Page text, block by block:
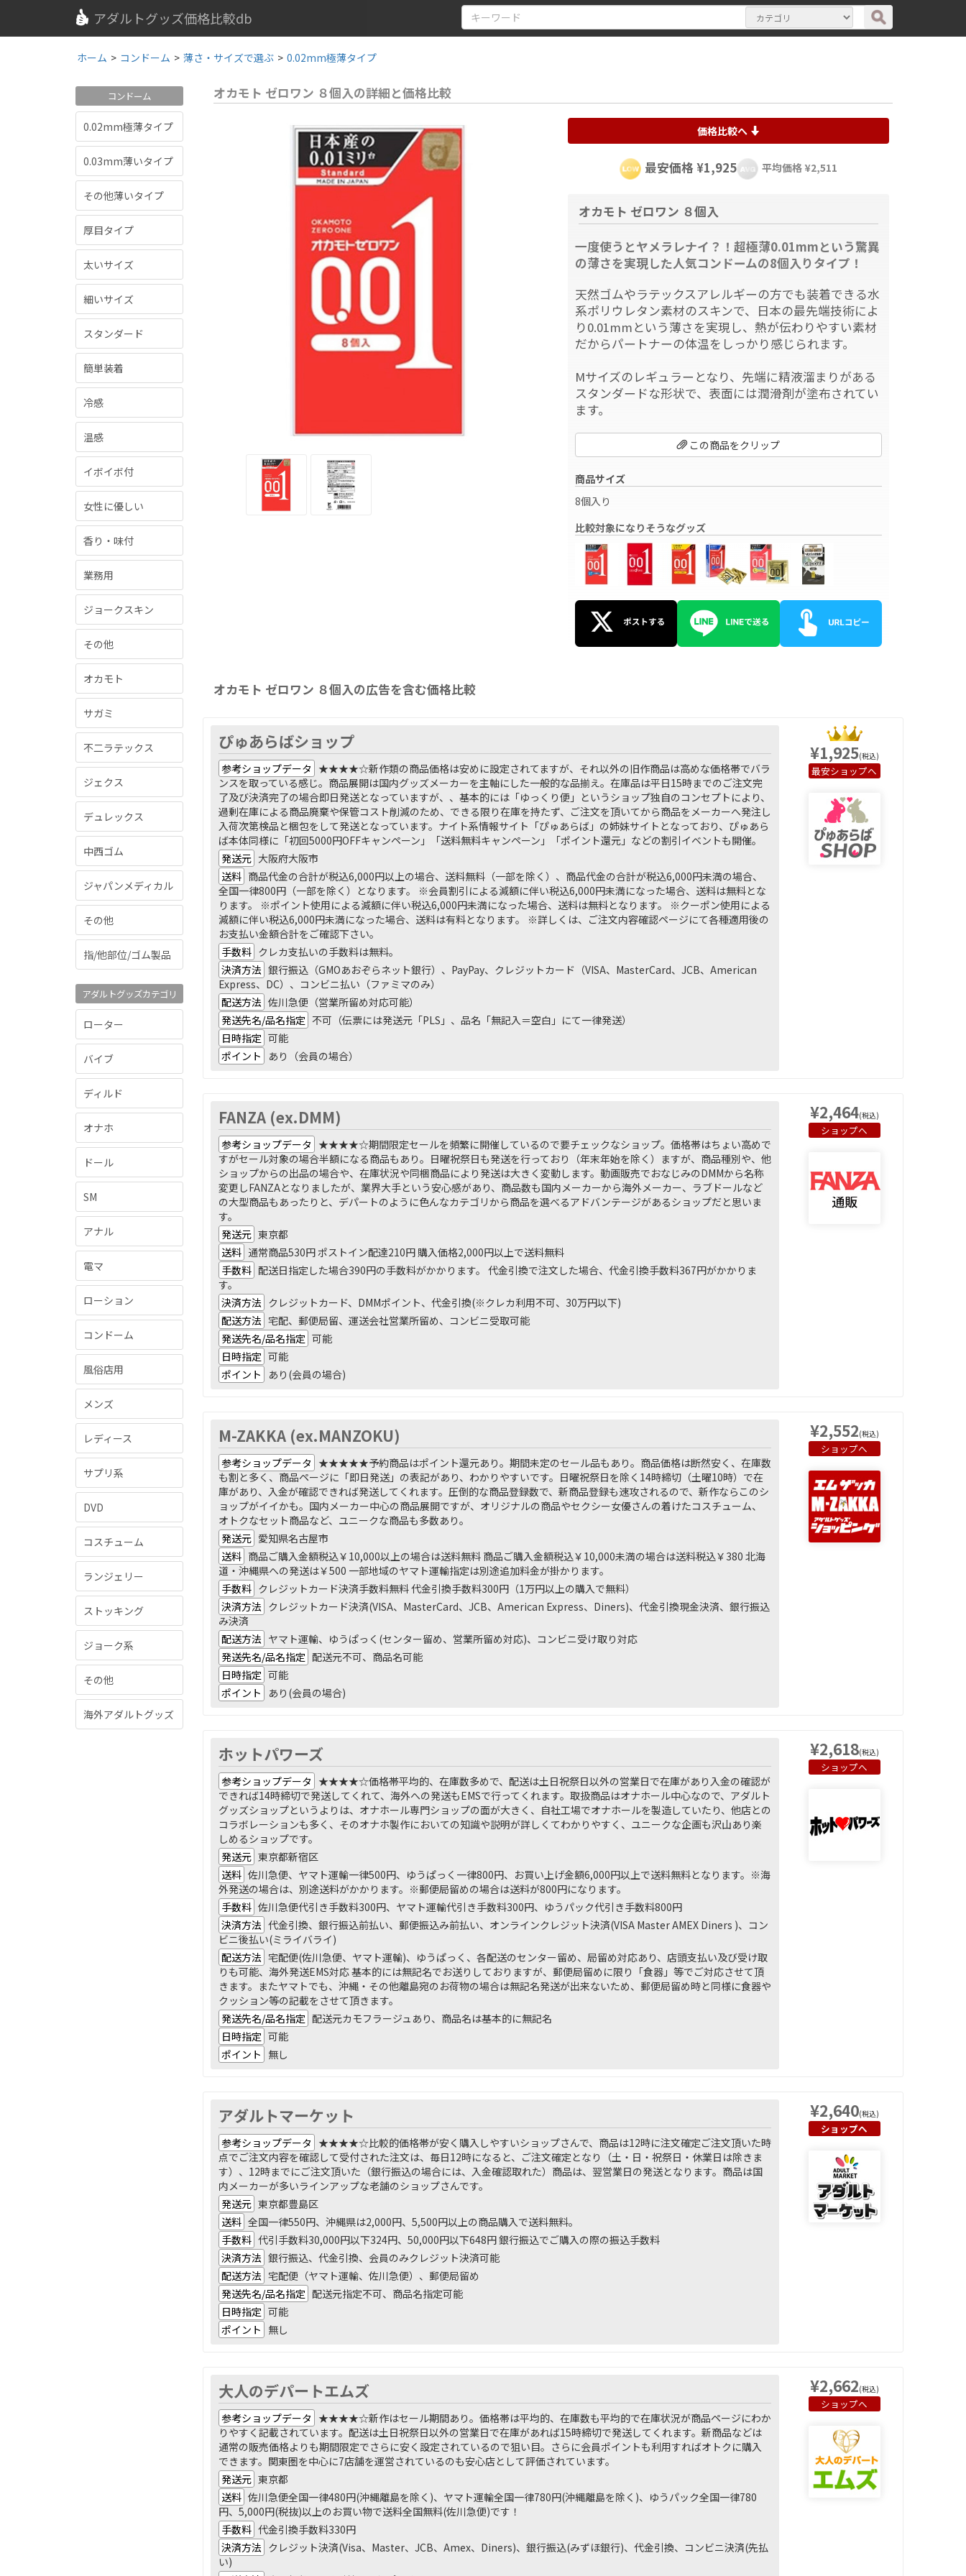
アダルトグッズ価格比較db
ホーム > コンドーム > 薄さ・サイズで選ぶ > 0.02mm極薄タイプ
コンドーム
0.02mm極薄タイプ
0.03mm薄いタイプ
その他薄いタイプ
厚目タイプ
太いサイズ
細いサイズ
スタンダード
簡単装着
冷感
温感
イボイボ付
女性に優しい
香り・味付
業務用
ジョークスキン
その他
オカモト
サガミ
不二ラテックス
ジェクス
デュレックス
中西ゴム
ジャパンメディカル
その他
指/他部位/ゴム製品
アダルトグッズカテゴリ
ローター
バイブ
ディルド
オナホ
ドール
SM
アナル
電マ
ローション
コンドーム
風俗店用
メンズ
レディース
サプリ系
DVD
コスチューム
ランジェリー
ストッキング
ジョーク系
その他
海外アダルトグッズ
オカモト ゼロワン ８個入の詳細と価格比較
価格比較へ
最安価格 ¥1,925 平均価格 ¥2,511
オカモト ゼロワン ８個入
一度使うとヤメラレナイ？！超極薄0.01mmという驚異
の薄さを実現した人気コンドームの8個入りタイプ！
天然ゴムやラテックスアレルギーの方でも装着できる水
系ポリウレタン素材のスキンで、日本の最先端技術によ
り0.01mmという薄さを実現し、熱が伝わりやすい素材
だからパートナーの体温をしっかり感じられます。
Mサイズのレギュラーとなり、先端に精液溜まりがある
スタンダードな形状で、表面には潤滑剤が塗布されてい
ます。
この商品をクリップ
商品サイズ
8個入り
比較対象になりそうなグッズ
オカモト ゼロワン ８個入の広告を含む価格比較
ぴゅあらばショップ
参考ショップデータ ★★★★☆新作類の商品価格は安めに設定されてますが、それ以外の旧作商品は高めな価格帯でバラ
ンスを取っている感じ。商品展開は国内グッズメーカーを主軸にした一般的な品揃え。在庫品は平日15時までのご注文完
了及び決済完了の場合即日発送となっていますが、、基本的には「ゆっくり便」というショップ独自のコンセプトにより、
過剰在庫による商品廃棄や保管コスト削減のため、できる限り在庫を持たず、ご注文を頂いてから商品をメーカーへ発注し
入荷次第検品と梱包をして発送となっています。ナイト系情報サイト「ぴゅあらば」の姉妹サイトとなっており、ぴゅあら
ば本体同様に「初回5000円OFFキャンペーン」「送料無料キャンペーン」「ポイント還元」などの割引イベントも開催。
発送元 大阪府大阪市
送料 商品代金の合計が税込6,000円以上の場合、送料無料（一部を除く）、商品代金の合計が税込6,000円未満の場合、
全国一律800円（一部を除く）となります。 ※会員割引による減額に伴い税込6,000円未満になった場合、送料は無料とな
ります。 ※ポイント使用による減額に伴い税込6,000円未満になった場合、送料は無料となります。 ※クーポン使用による
減額に伴い税込6,000円未満になった場合、送料は有料となります。 ※詳しくは、ご注文内容確認ページにて各種適用後の
お支払い金額合計をご確認下さい。
手数料 クレカ支払いの手数料は無料。
決済方法 銀行振込（GMOあおぞらネット銀行）、PayPay、クレジットカード（VISA、MasterCard、JCB、American
Express、DC）、コンビニ払い（ファミマのみ）
配送方法 佐川急便（営業所留め対応可能）
発送先名/品名指定 不可（伝票には発送元「PLS」、品名「無記入＝空白」にて一律発送）
日時指定 可能
ポイント
あり（会員の場合）
¥1,925(税込)
ショップへ
FANZA (ex.DMM)
参考ショップデータ ★★★★☆期間限定セールを頻繁に開催しているので要チェックなショップ。価格帯はちょい高めで
すがセール対象の場合半額になる商品もあり。日曜祝祭日も発送を行っており（年末年始を除く）ますが、商品種別や、他
ショップからの出品の場合や、在庫状況や同梱商品により発送は大きく変動します。動画販売でおなじみのDMMから名称
変更しFANZAとなりましたが、業界大手という安心感があり、商品数も国内メーカーから海外メーカー、ラブドールなど
の大型商品もあったりと、デパートのように色んなカテゴリから商品を選べるアドバンテージがあるショップだと思いま
す。
発送元 東京都
送料 通常商品530円 ポストイン配達210円 購入価格2,000円以上で送料無料
手数料 配送日指定した場合390円の手数料がかかります。 代金引換で注文した場合、代金引換手数料367円がかかりま
す。
決済方法 クレジットカード、DMMポイント、代金引換(※クレカ利用不可、30万円以下)
配送方法 宅配、郵便局留、運送会社営業所留め、コンビニ受取可能
発送先名/品名指定 可能
日時指定 可能
ポイント
あり(会員の場合)
¥2,464(税込)
ショップへ
M-ZAKKA (ex.MANZOKU)
参考ショップデータ ★★★★★予約商品はポイント還元あり。期間未定のセール品もあり。商品価格は断然安く、在庫数
も割と多く、商品ページに「即日発送」の表記があり、わかりやすいです。日曜祝祭日を除く14時締切（土曜10時）で在
庫があり、入金が確認できれば発送してくれます。圧倒的な商品登録数で、新商品登録も速攻されるので、新作ならこのシ
ョップがイイかも。国内メーカー中心の商品展開ですが、オリジナルの商品やセクシー女優さんの着けたコスチューム、
オトクなセット商品など、ユニークな商品も多数あり。
発送元 愛知県名古屋市
送料 商品ご購入金額税込￥10,000以上の場合は送料無料 商品ご購入金額税込￥10,000未満の場合は送料税込￥380 北海
道・沖縄県への発送は￥500 一部地域のヤマト運輸指定は別途追加料金が掛かります。
手数料 クレジットカード決済手数料無料 代金引換手数料300円（1万円以上の購入で無料）
決済方法 クレジットカード決済(VISA、MasterCard、JCB、American Express、Diners)、代金引換現金決済、銀行振込
み決済
配送方法 ヤマト運輸、ゆうぱっく(センター留め、営業所留め対応)、コンビニ受け取り対応
発送先名/品名指定 配送元不可、商品名可能
日時指定 可能
ポイント
あり(会員の場合)
¥2,552(税込)
ショップへ
ホットパワーズ
参考ショップデータ ★★★★☆価格帯平均的、在庫数多めで、配送は土日祝祭日以外の営業日で在庫があり入金の確認が
できれば14時締切で発送してくれて、海外への発送もEMSで行ってくれます。取扱商品はオナホール中心なので、アダルト
グッズショップというよりは、オナホール専門ショップの面が大きく、自社工場でオナホールを製造していたり、他店との
コラボレーションも多く、そのオナホ製作においての知識や説明が詳しくてわかりやすく、ユニークな企画も沢山あり楽
しめるショップです。
発送元 東京都新宿区
送料 佐川急便、ヤマト運輸一律500円、ゆうぱっく一律800円、お買い上げ金額6,000円以上で送料無料となります。※海
外発送の場合は、別途送料がかかります。※郵便局留めの場合は送料が800円になります。
手数料 佐川急便代引き手数料300円、ヤマト運輸代引き手数料300円、ゆうパック代引き手数料800円
決済方法 代金引換、銀行振込前払い、郵便振込み前払い、オンラインクレジット決済(VISA Master AMEX Diners )、コン
ビニ後払い(ミライバライ)
配送方法 宅配便(佐川急便、ヤマト運輸)、ゆうぱっく、各配送のセンター留め、局留め対応あり、店頭支払い及び受け取
りも可能、海外発送EMS対応 基本的には無記名でお送りしておりますが、郵便局留めに限り「食器」等でご対応させて頂
きます。またヤマトでも、沖縄・その他離島宛のお荷物の場合は無記名発送が出来ないため、郵便局留め時と同様に食器や
クッション等の記載をさせて頂きます。
発送先名/品名指定 配送元カモフラージュあり、商品名は基本的に無記名
日時指定 可能
ポイント 無し
¥2,618(税込)
ショップへ
アダルトマーケット
参考ショップデータ ★★★★☆比較的価格帯が安く購入しやすいショップさんで、商品は12時に注文確定ご注文頂いた時
点でご注文内容を確認して受付された注文は、毎日12時になると、ご注文確定となり（土・日・祝祭日・休業日は除きま
す）、12時までにご注文頂いた（銀行振込の場合には、入金確認取れた）商品は、翌営業日の発送となります。商品は国
内メーカーが多いラインアップな老舗のショップさんです。
発送元 東京都豊島区
送料 全国一律550円、沖縄県は2,000円、5,500円以上の商品購入で送料無料。
手数料 代引手数料30,000円以下324円、50,000円以下648円 銀行振込でご購入の際の振込手数料
決済方法 銀行振込、代金引換、会員のみクレジット決済可能
配送方法 宅配便（ヤマト運輸、佐川急便）、郵便局留め
発送先名/品名指定 配送元指定不可、商品名指定可能
日時指定 可能
ポイント 無し
¥2,640(税込)
ショップへ
大人のデパートエムズ
参考ショップデータ ★★★★☆新作はセール期間あり。価格帯は平均的、在庫数も平均的で在庫状況が商品ページにわか
りやすく記載されています。配送は土日祝祭日以外の営業日で在庫があれば15時締切で発送してくれます。新商品などは
通常の販売価格よりも期間限定でさらに安く設定されているので狙い目。さらに会員ポイントも利用すればオトクに購入
できます。関東圏を中心に7店舗を運営されているのも安心店として評価されています。
発送元 東京都
送料 佐川急便全国一律480円(沖縄離島を除く)、ヤマト運輸全国一律780円(沖縄離島を除く)、ゆうパック全国一律780
円、5,000円(税抜)以上のお買い物で送料全国無料(佐川急便)です！
手数料 代金引換手数料330円
決済方法 クレジット決済(Visa、Master、JCB、Amex、Diners)、銀行振込(みずほ銀行)、代金引換、コンビニ決済(先払
い)
¥2,662(税込)
ショップへ